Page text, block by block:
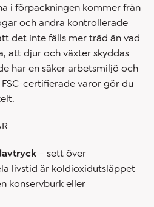
i förpackningen kommer från
och andra kontrollerade
det inte fälls mer träd än vad
att djur och växter skyddas
har en säker arbetsmiljö och
certifierade varor gör du
– sett över
livstid är koldioxidutsläppet
konservburk eller